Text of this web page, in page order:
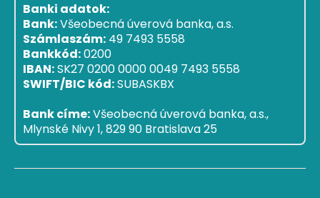
Banki adatok:
Bank:Všeobecná úverová banka, a.s.
Számlaszám: 49 7493 5558
Bankkód:0200
IBAN:SK27 0200 0000 0049 7493 5558
SWIFT/BIC kód:SUBASKBX
Bank címe:Všeobecná úverová banka, a.s.,
Mlynské Nivy 1, 829 90 Bratislava 25